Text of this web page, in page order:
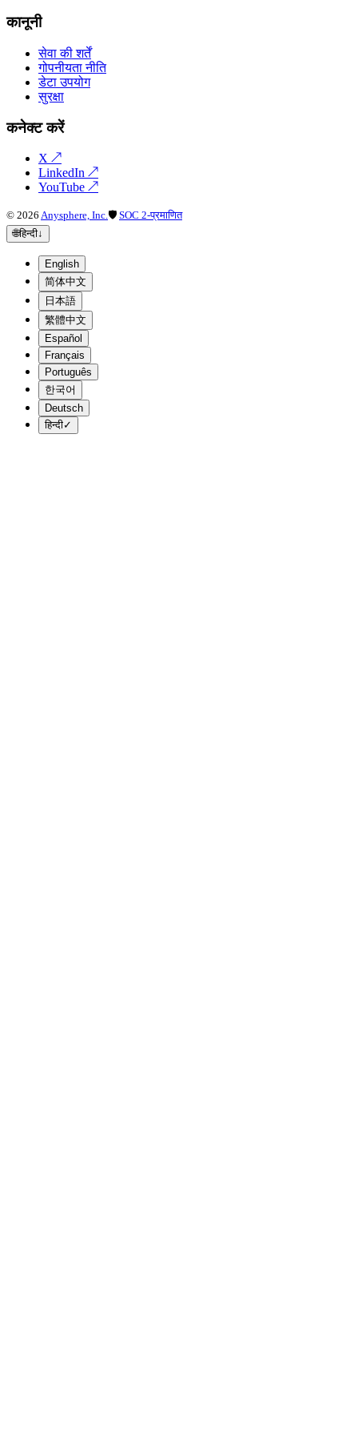
कानूनी
सेवा की शर्तें
गोपनीयता नीति
डेटा उपयोग
सुरक्षा
कनेक्ट करें
X ↗
LinkedIn ↗
YouTube ↗
© 2026 Anysphere, Inc.🛡 SOC 2-प्रमाणित
🌐हिन्दी↓
English
简体中文
日本語
繁體中文
Español
Français
Português
한국어
Deutsch
हिन्दी✓